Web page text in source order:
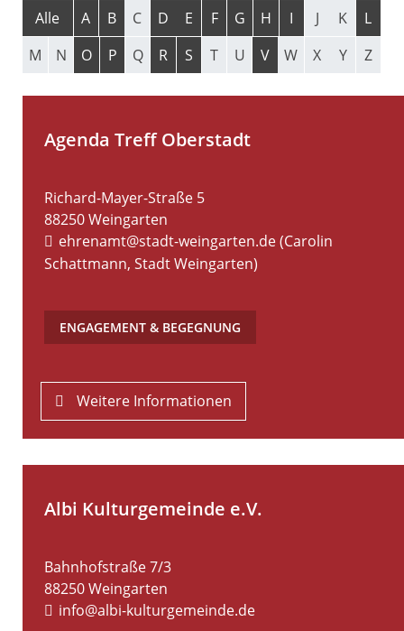
Alle A B C D E F G H I J K
L
M
N O P Q R S T U V W X Y Z
Agenda Treff Oberstadt
Richard-Mayer-Straße 5
88250Weingarten
ehrenamt@stadt-weingarten.de (Carolin
Schattmann, Stadt Weingarten)
ENGAGEMENT & BEGEGNUNG
Weitere Informationen
Albi Kulturgemeinde e.V.
Bahnhofstraße 7/3
88250Weingarten
info@albi-kulturgemeinde.de